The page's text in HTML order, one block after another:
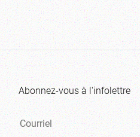
Abonnez-vous à l'infolettre